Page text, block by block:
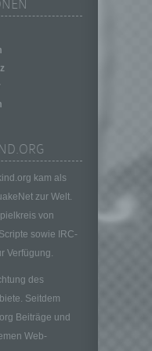
kam als
zur Welt.
von
sowie IRC-
Verfügung.
des
Seitdem
Beiträge und
Web-
in einer Weise,
Daten
einer spezifischen
werden
werden
Daten nicht
werden.
die Verarbeitung
Verarbeitung
oder
oder
die Zwecke
von
entscheidet.